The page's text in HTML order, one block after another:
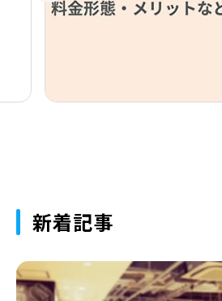
新着記事